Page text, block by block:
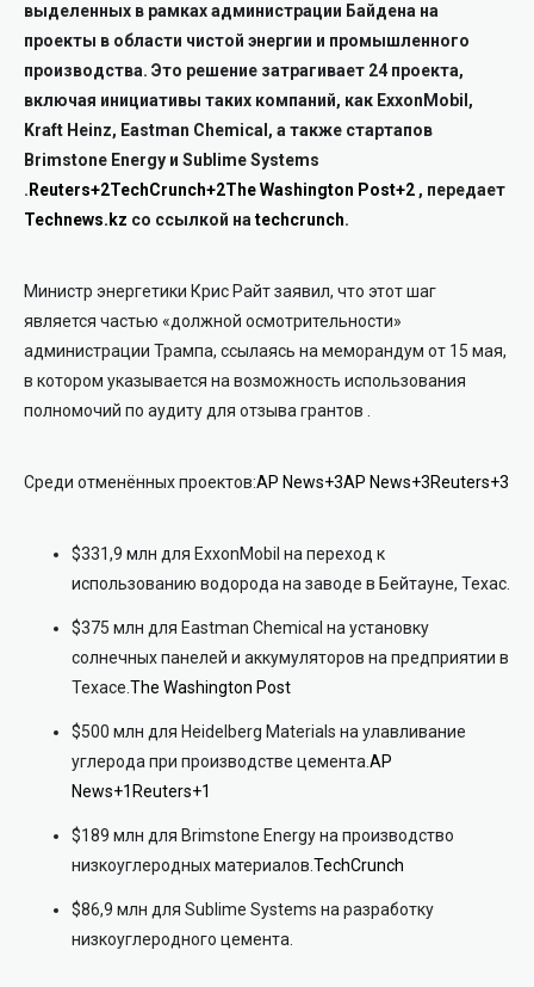
выделенных в рамках администрации Байдена на
проекты в области чистой энергии и промышленного
производства. Это решение затрагивает 24 проекта,
включая инициативы таких компаний, как ExxonMobil,
Kraft Heinz, Eastman Chemical, а также стартапов
Brimstone Energy и Sublime Systems
. Reuters+2TechCrunch+2The Washington Post+2 , передает
Technews.kz со ссылкой наtechcrunch.
Министр энергетики Крис Райт заявил, что этот шаг
является частью «должной осмотрительности»
администрации Трампа, ссылаясь на меморандум от 15 мая,
в котором указывается на возможность использования
полномочий по аудиту для отзыва грантов .
Среди отменённых проектов:AP News+3AP News+3Reuters+3
$331,9 млн для ExxonMobil на переход к
использованию водорода на заводе в Бейтауне, Техас.
$375 млн для Eastman Chemical на установку
солнечных панелей и аккумуляторов на предприятии в
Техасе.The Washington Post
$500 млн для Heidelberg Materials на улавливание
углерода при производстве цемента.AP
News+1 Reuters+1
$189 млн для Brimstone Energy на производство
низкоуглеродных материалов.TechCrunch
$86,9 млн для Sublime Systems на разработку
низкоуглеродного цемента.